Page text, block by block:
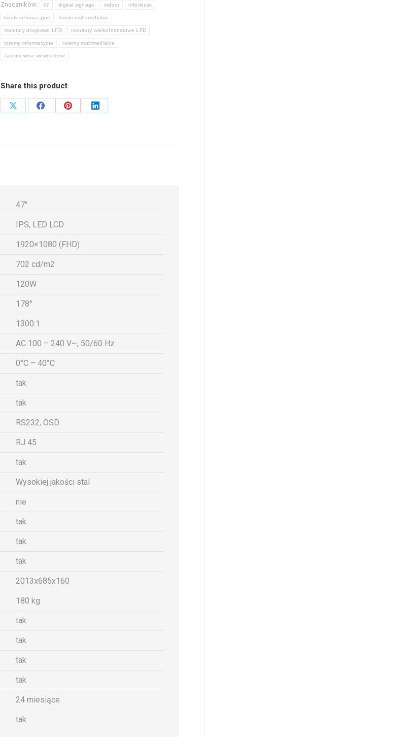
Znaczników: 47 digital signage indoor inforkiosk
kioski informacyjne kioski multimedialne
monitory dotykowe LFD monitory wielkoformatowe LFD
totemy informacyjne totemy multimedialne
zastosownie wewnętrzne
Share this product
Share
Share
Share
Share
47"
IPS, LED LCD
1920×1080 (FHD)
702 cd/m2
120W
178°
1300:1
AC 100 – 240 V~, 50/60 Hz
0°C – 40°C
tak
tak
RS232, OSD
RJ 45
tak
Wysokiej jakości stal
nie
tak
tak
tak
2013x685x160
180 kg
tak
tak
tak
tak
24 miesiące
tak